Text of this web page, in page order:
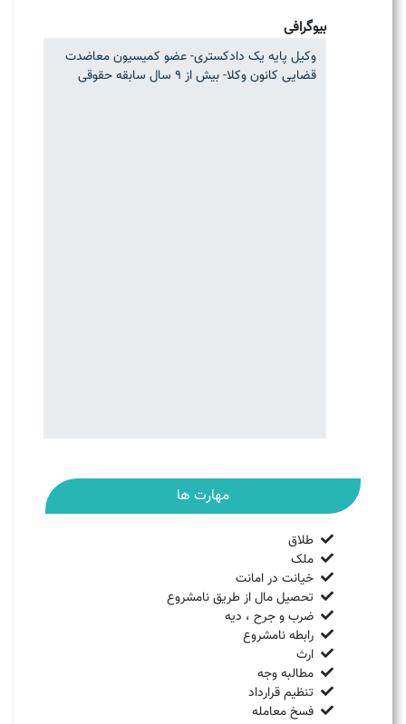
بیوگرافی
مهارت ها
طلاق
ملک
خیانت در امانت
تحصیل مال از طریق نامشروع
ضرب و جرح ، دیه
رابطه نامشروع
ارث
مطالبه وجه
تنظیم قرارداد
فسخ معامله